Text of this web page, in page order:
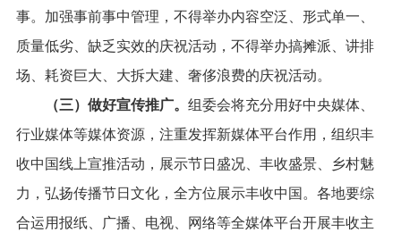
事。加强事前事中管理，不得举办内容空泛、形式单一、
质量低劣、缺乏实效的庆祝活动，不得举办搞摊派、讲排
场、耗资巨大、大拆大建、奢侈浪费的庆祝活动。
（三）做好宣传推广。 组委会将充分用好中央媒体、
行业媒体等媒体资源，注重发挥新媒体平台作用，组织丰
收中国线上宣推活动，展示节日盛况、丰收盛景、乡村魅
力，弘扬传播节日文化，全方位展示丰收中国。各地要综
合运用报纸、广播、电视、网络等全媒体平台开展丰收主